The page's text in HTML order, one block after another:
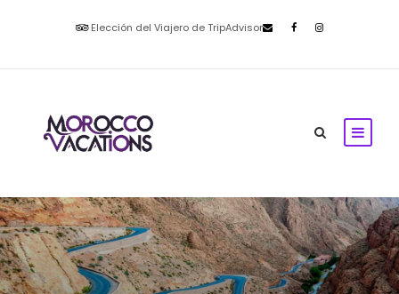
Elección del Viajero de TripAdvisor